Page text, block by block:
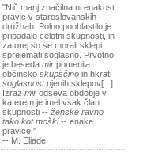
"Nič manj značilna ni enakost
pravic v staroslovanskih
družbah. Polno pooblastilo je
pripadalo celotni skupnosti, in
zatorej so se morali sklepi
sprejemati soglasno. Prvotno
je beseda mir pomenila
občinsko skupščino in hkrati
soglasnostnjenih sklepov[...]
Izraz mir odseva obdobje v
katerem je imel vsak član
skupnosti -- ženske ravno
tako kot moški-- enake
pravice."
-- M. Eliade